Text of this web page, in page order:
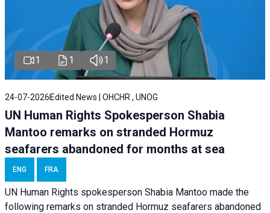
1 1 1
24-07-2026 Edited News | OHCHR , UNOG
UN Human Rights Spokesperson Shabia
Mantoo remarks on stranded Hormuz
seafarers abandoned for months at sea
ENG FRA
UN Human Rights spokesperson Shabia Mantoo made the
following remarks on stranded Hormuz seafarers abandoned